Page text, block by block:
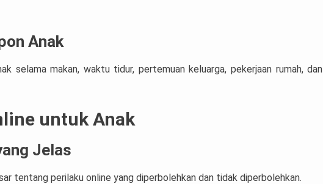
Anak
selama makan, waktu tidur, pertemuan keluarga, pekerjaan rumah, dan
untuk Anak
Jelas
tentang perilaku online yang diperbolehkan dan tidak diperbolehkan.